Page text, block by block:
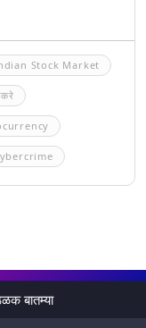
Stock Market
बातम्या